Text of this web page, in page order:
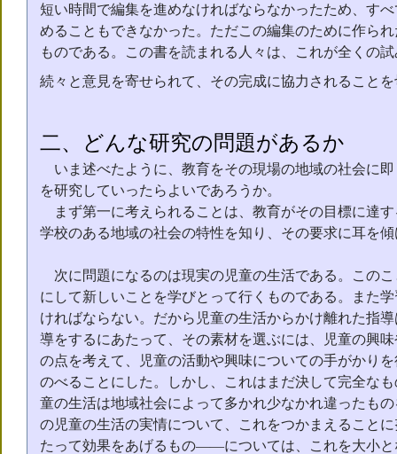
短い時間で編集を進めなければならなかったため、す
めることもできなかった。ただこの編集のために作ら
ものである。この書を読まれる人々は、これが全くの
続々と意見を寄せられて、その完成に協力されること
二、どんな研究の問題があるか
いま述べたように、教育をその現場の地域の社会に
を研究していったらよいであろうか。
まず第一に考えられることは、教育がその目標に達
学校のある地域の社会の特性を知り、その要求に耳を
次に問題になるのは現実の児童の生活である。この
にして新しいことを学びとって行くものである。また
ければならない。だから児童の生活からかけ離れた指
導をするにあたって、その素材を選ぶには、児童の興
の点を考えて、児童の活動や興味についての手がかり
のべることにした。しかし、これはまだ決して完全な
童の生活は地域社会によって多かれ少なかれ違ったも
の児童の生活の実情について、これをつかまえること
たって効果をあげるもの――については、これを大小